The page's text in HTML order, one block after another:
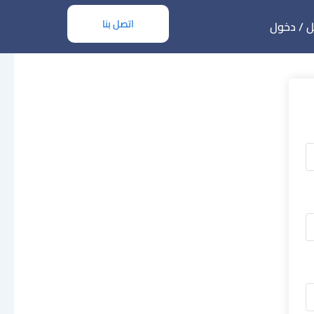
/ دخول اتصل بنا